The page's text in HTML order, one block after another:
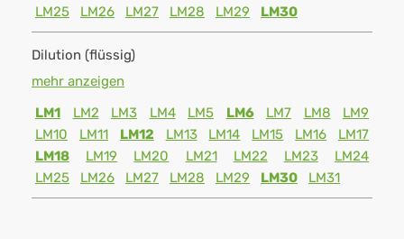
LM25 LM26 LM27 LM28 LM29 LM30
Dilution (flüssig)
mehr anzeigen
LM1
LM2 LM3 LM4 LM5 LM6 LM7 LM8
LM9
LM10
LM11 LM12 LM13 LM14 LM15 LM16
LM17
LM18
LM19 LM20 LM21 LM22 LM23
LM24
LM25
LM26 LM27 LM28 LM29 LM30 LM31